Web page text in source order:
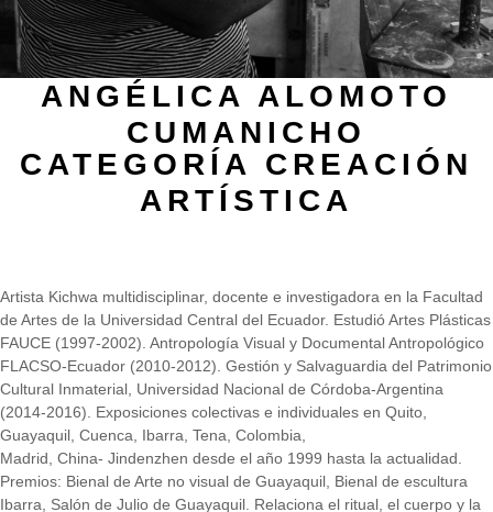
ANGÉLICA ALOMOTO
CUMANICHO
CATEGORÍA CREACIÓN
ARTÍSTICA
Artista Kichwa multidisciplinar, docente e investigadora en la Facultad
de Artes de la Universidad Central del Ecuador. Estudió Artes Plásticas
FAUCE (1997-2002). Antropología Visual y Documental Antropológico
FLACSO-Ecuador (2010-2012). Gestión y Salvaguardia del Patrimonio
Cultural Inmaterial, Universidad Nacional de Córdoba-Argentina
(2014-2016). Exposiciones colectivas e individuales en Quito,
Guayaquil, Cuenca, Ibarra, Tena, Colombia,
Madrid, China- Jindenzhen desde el año 1999 hasta la actualidad.
Premios: Bienal de Arte no visual de Guayaquil, Bienal de escultura
Ibarra, Salón de Julio de Guayaquil. Relaciona el ritual, el cuerpo y la